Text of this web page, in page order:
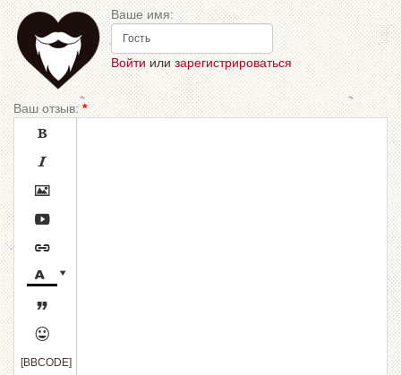
Ваше имя:
Войти или зарегистрироваться
Ваш отзыв: *









[BBCODE]